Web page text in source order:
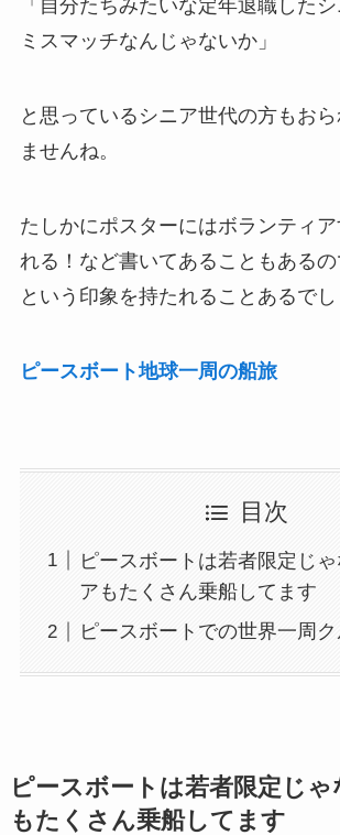
「自分たちみたいな定年退職した
ミスマッチなんじゃないか」
と思っているシニア世代の方もお
ませんね。
たしかにポスターにはボランティ
れる！など書いてあることもある
という印象を持たれることあるでし
ピースボート地球一周の船旅
目次
ピースボートは若者限定じ
アもたくさん乗船してます
ピースボートでの世界一周
ピースボートは若者限定じ
もたくさん乗船してます